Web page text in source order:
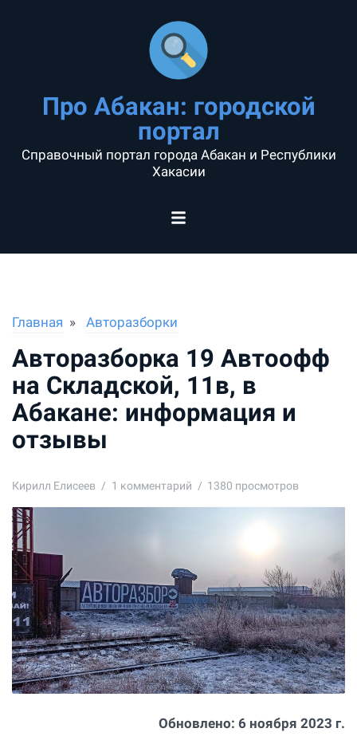
Про Абакан: городской
портал
Справочный портал города Абакан и Республики
Хакасии
Главная Авторазборки
Авторазборка 19 Автоофф
на Складской, 11в, в
Абакане: информация и
отзывы
Кирилл Елисеев 1 комментарий 1380 просмотров
Обновлено: 6 ноября 2023 г.